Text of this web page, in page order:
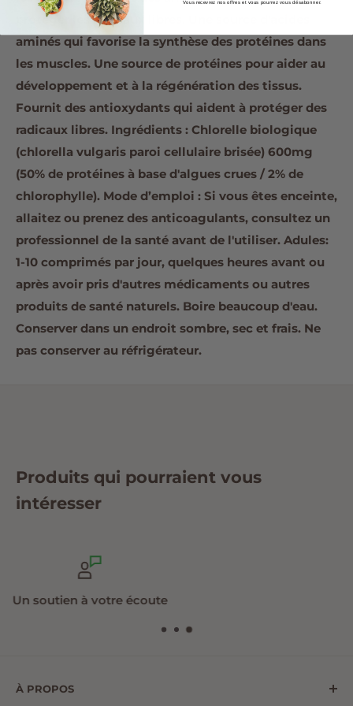
protéger les radicaux libres. Une source d'acides
aminés qui favorise la synthèse des protéines dans
les muscles. Une source de protéines pour aider au
développement et à la régénération des tissus.
Fournit des antioxydants qui aident à protéger des
radicaux libres. Ingrédients : Chlorelle biologique
(chlorella vulgaris paroi cellulaire brisée) 600mg
(50% de protéines à base d'algues crues / 2% de
chlorophylle). Mode d’emploi : Si vous êtes enceinte,
allaitez ou prenez des anticoagulants, consultez un
professionnel de la santé avant de l'utiliser. Adules:
1-10 comprimés par jour, quelques heures avant ou
après avoir pris d'autres médicaments ou autres
produits de santé naturels. Boire beaucoup d'eau.
Conserver dans un endroit sombre, sec et frais. Ne
pas conserver au réfrigérateur.
Produits qui pourraient vous
intéresser
Produits de qualité
À PROPOS
Vous recevrez nos offres et vous pourrez vous désabonner.